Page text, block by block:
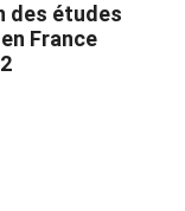
des études
France